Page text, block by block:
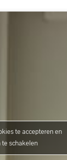
te accepteren en
te schakelen